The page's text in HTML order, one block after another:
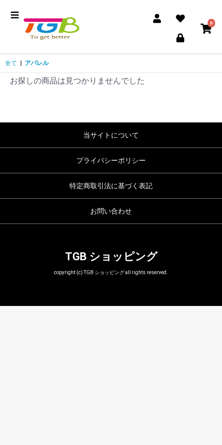
0
全て アパレル
お探しの商品は見つかりませんでした
当サイトについて
プライバシーポリシー
特定商取引法に基づく表記
お問い合わせ
TGB ショッピング
copyright (c) TGB ショッピング all rights reserved.